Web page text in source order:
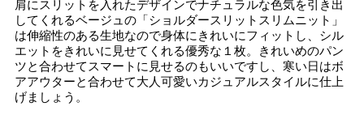
肩にスリットを入れたデザインでナチュラルな色気を引き出
してくれるベージュの「ショルダースリットスリムニット」
は伸縮性のある生地なので身体にきれいにフィットし、シル
エットをきれいに見せてくれる優秀な１枚。きれいめのパン
ツと合わせてスマートに見せるのもいいですし、寒い日はボ
アアウターと合わせて大人可愛いカジュアルスタイルに仕上
げましょう。